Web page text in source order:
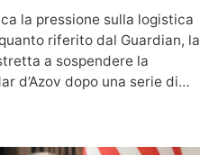
la pressione sulla logistica
riferito dal Guardian, la
a sospendere la
d’Azov dopo una serie di…